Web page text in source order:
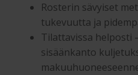
Rosterin sävyiset
tukevuutta ja
Tilattavissa helposti
sisäänkanto